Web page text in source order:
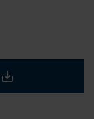
save_alt